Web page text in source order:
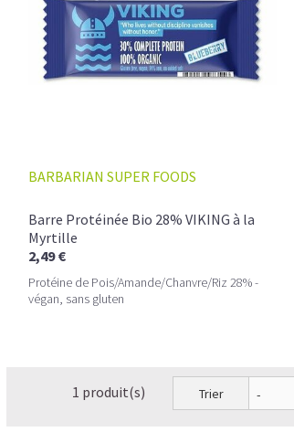
Et le
Alors,
BARBARIAN SUPER FOODS
Barre Protéinée Bio 28% VIKING à la
Myrtille
2,49 €
Protéine de Pois/Amande/Chanvre/Riz 28% -
végan, sans gluten
1 produit(s) Trier